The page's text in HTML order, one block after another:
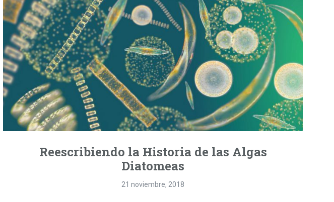
Reescribiendo la Historia de las Algas
Diatomeas
21 noviembre, 2018